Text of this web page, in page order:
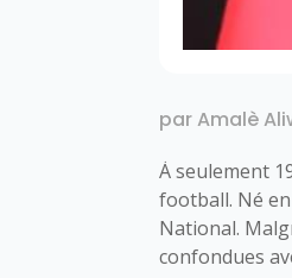
parAmalè
À seulement
football. Né
National.
confondues